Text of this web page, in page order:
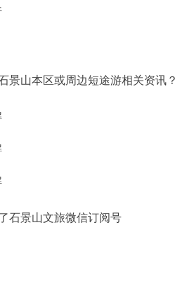
景山本区或周边短途游相关资讯？
石景山文旅微信订阅号